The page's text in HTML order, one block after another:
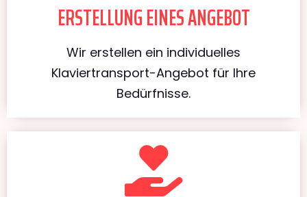
ERSTELLUNG EINES ANGEBOT
Wir erstellen ein individuelles
Klaviertransport-Angebot für Ihre
Bedürfnisse.